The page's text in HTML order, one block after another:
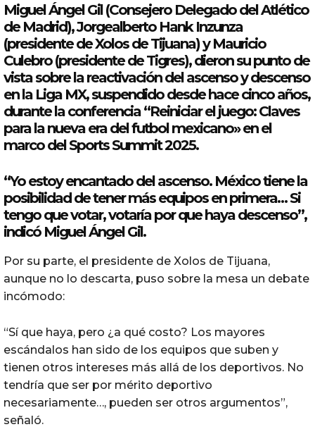
Miguel Ángel Gil (Consejero Delegado del Atlético
de Madrid), Jorgealberto Hank Inzunza
(presidente de Xolos de Tijuana) y Mauricio
Culebro (presidente de Tigres), dieron su punto de
vista sobre la reactivación delascensoydescenso
en la LigaMX, suspendido desde hace cinco años,
durante la conferencia “Reiniciar el juego: Claves
para la nueva era del futbol mexicano» en el
marco del Sports Summit 2025.
“Yo estoy encantado delascenso. México tiene la
posibilidad de tener más equipos en primera… Si
tengo que votar, votaría por que hayadescenso”,
indicó Miguel Ángel Gil.
Por su parte, el presidente de Xolos de Tijuana,
aunque no lo descarta, puso sobre la mesa un debate
incómodo:
“Sí que haya, pero ¿a qué costo? Los mayores
escándalos han sido de los equipos que suben y
tienen otros intereses más allá de los deportivos. No
tendría que ser por mérito deportivo
necesariamente…, pueden ser otros argumentos”,
señaló.